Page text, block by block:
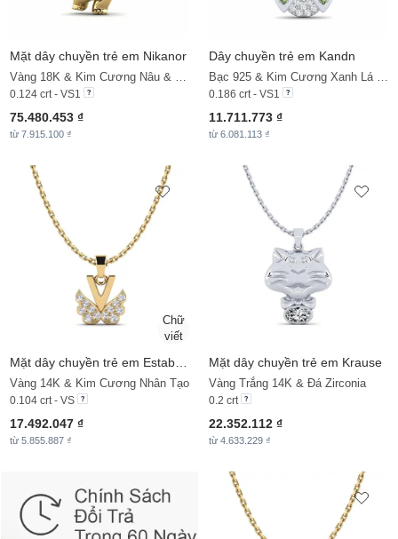
Mặt dây chuyền trẻ em Nikanor
Vàng 18K & Kim Cương Nâu & Đá Zirconia
0.124 crt - VS1
75.480.453 ₫
từ 7.915.100 ₫
Dây chuyền trẻ em Kandn
Bạc 925 & Kim Cương Xanh Lá Cây & Đá Zirconia
0.186 crt - VS1
11.711.773 ₫
từ 6.081.113 ₫
Vàng 14K & Kim Cương Nhân Tạo
0.104 crt - VS
17.492.047 ₫
từ 5.855.887 ₫
Mặt dây chuyền trẻ em Krause
Vàng Trắng 14K & Đá Zirconia
0.2 crt
22.352.112 ₫
từ 4.633.229 ₫